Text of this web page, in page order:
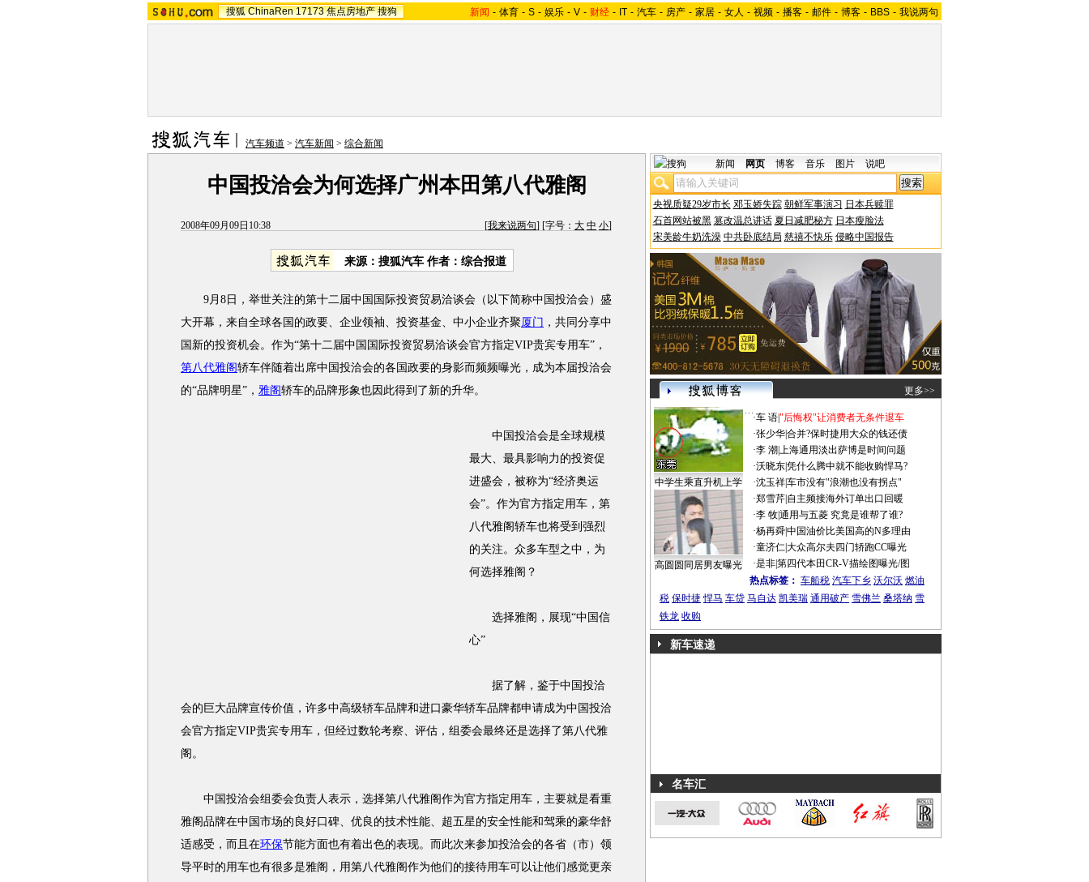
搜狐 ChinaRen 17173 焦点房地产 搜狗 新闻 - 体育 - S - 娱乐 - V - 财经 - IT - 汽车 - 房产 - 家居 - 女人 - 视频 - 播客 - 邮件 - 博客 - BBS - 我说两句
汽车频道 > 汽车新闻 > 综合新闻
中国投洽会为何选择广州本田第八代雅阁
2008年09月09日10:38 [我来说两句] [字号： 大 中 小]
来源：搜狐汽车 作者：综合报道
9月8日，举世关注的第十二届中国国际投资贸易洽谈会（以下简称中国投洽会）盛
大开幕，来自全球各国的政要、企业领袖、投资基金、中小企业齐聚厦门 ，共同分享中
国新的投资机会。作为“第十二届中国国际投资贸易洽谈会官方指定VIP贵宾专用车”，
第八代雅阁轿车伴随着出席中国投洽会的各国政要的身影而频频曝光，成为本届投洽会
的“品牌明星”， 雅阁轿车的品牌形象也因此得到了新的升华。
中国投洽会是全球规模
最大、最具影响力的投资促
进盛会，被称为“经济奥运
会”。作为官方指定用车，第
八代雅阁轿车也将受到强烈
的关注。众多车型之中，为
何选择雅阁？
选择雅阁，展现“中国信
心”
据了解，鉴于中国投洽
会的巨大品牌宣传价值，许多中高级轿车品牌和进口豪华轿车品牌都申请成为中国投洽
会官方指定VIP贵宾专用车，但经过数轮考察、评估，组委会最终还是选择了第八代雅
阁。
中国投洽会组委会负责人表示，选择第八代雅阁作为官方指定用车，主要就是看重
雅阁品牌在中国市场的良好口碑、优良的技术性能、超五星的安全性能和驾乘的豪华舒
适感受，而且在环保节能方面也有着出色的表现。而此次来参加投洽会的各省（市）领
导平时的用车也有很多是雅阁，用第八代雅阁作为他们的接待用车可以让他们感觉更亲
新闻 网页 博客 音乐 图片 说吧
央视质疑29岁市长 邓玉娇失踪 朝鲜军事演习 日本兵赎罪
石首网站被黑 篡改温总讲话 夏日减肥秘方 日本瘦脸法
宋美龄牛奶洗澡 中共卧底结局 慈禧不快乐 侵略中国报告
更多>>
中学生乘直升机上学
高圆圆同居男友曝光
·车 语|"后悔权"让消费者无条件退车
·张少华|合并?保时捷用大众的钱还债
·李 潮 上海通用淡出萨博是时间问题
·沃晓东|凭什么腾中就不能收购悍马?
·沈玉祥|车市没有"浪潮也没有拐点"
·郑雪芹| 自主频接海外订单出口回暖
·李 牧|通用与五菱 究竟是谁帮了谁?
·杨再舜|中国油价比美国高的N多理由
·童济仁|大众高尔夫四门轿跑CC曝光
·是非|第四代本田CR-V描绘图曝光/图
热点标签： 车船税 汽车下乡 沃尔沃 燃油
税 保时捷 悍马 车贷 马自达 凯美瑞 通用破产 雪佛兰 桑塔纳 雪
铁龙 收购
新车速递
名车汇